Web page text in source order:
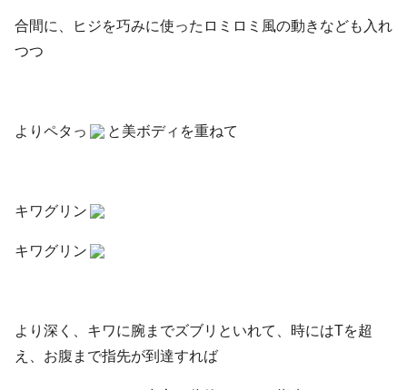
合間に、ヒジを巧みに使ったロミロミ風の動きなども入れ
つつ
よりペタっ と美ボディを重ねて
キワグリン
キワグリン
より深く、キワに腕までズブリといれて、時にはTを超
え、お腹まで指先が到達すれば